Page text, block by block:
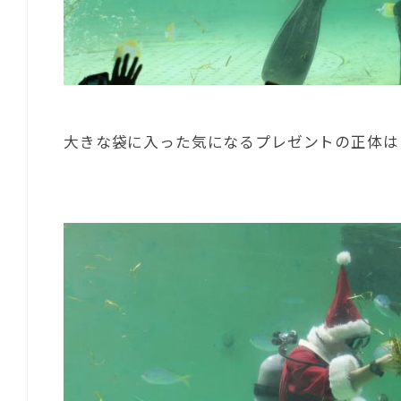
大きな袋に入った気になるプレゼントの正体